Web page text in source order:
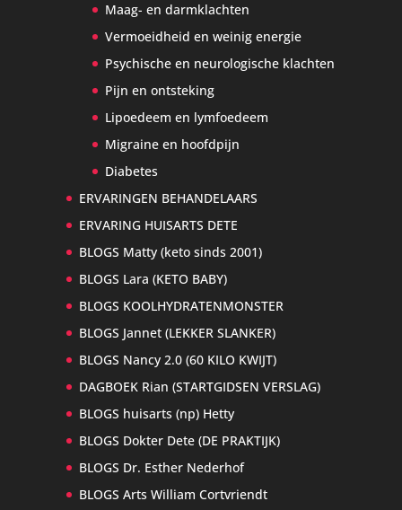
Maag- en darmklachten
Vermoeidheid en weinig energie
Psychische en neurologische klachten
Pijn en ontsteking
Lipoedeem en lymfoedeem
Migraine en hoofdpijn
Diabetes
ERVARINGEN BEHANDELAARS
ERVARING HUISARTS DETE
BLOGS Matty (keto sinds 2001)
BLOGS Lara (KETO BABY)
BLOGS KOOLHYDRATENMONSTER
BLOGS Jannet (LEKKER SLANKER)
BLOGS Nancy 2.0 (60 KILO KWIJT)
DAGBOEK Rian (STARTGIDSEN VERSLAG)
BLOGS huisarts (np) Hetty
BLOGS Dokter Dete (DE PRAKTIJK)
BLOGS Dr. Esther Nederhof
BLOGS Arts William Cortvriendt